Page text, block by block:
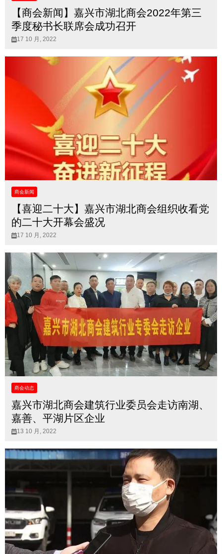
【商会新闻】嘉兴市湖北商会2022年第三
季度秘书长联席会成功召开
17 10 月, 2022
商会新闻
【喜迎二十大】嘉兴市湖北商会组织收看党
的二十大开幕会盛况
17 10 月, 2022
商会动态
嘉兴市湖北商会建筑行业委员会走访南湖、
嘉善、平湖片区企业
13 10 月, 2022